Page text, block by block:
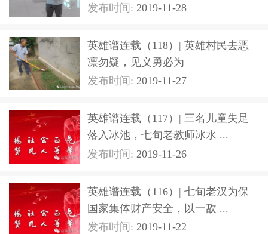
发布时间: 2019-11-28
英雄谱连载（118）| 英雄村民去恶
凛勿疑，见义勇必为
发布时间: 2019-11-27
英雄谱连载（117）| 三名儿童失足
落入冰池，七旬老教师冰水 ...
发布时间: 2019-11-26
英雄谱连载（116）| 七旬老汉为保
国家集体财产安全，以一敌 ...
发布时间: 2019-11-22